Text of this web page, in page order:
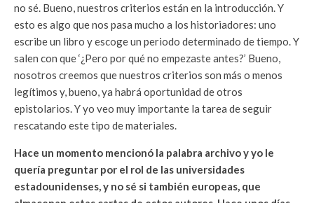
no sé. Bueno, nuestros criterios están en la introducción. Y
esto es algo que nos pasa mucho a los historiadores: uno
escribe un libro y escoge un periodo determinado de tiempo. Y
salen con que ‘¿Pero por qué no empezaste antes?’ Bueno,
nosotros creemos que nuestros criterios son más o menos
legítimos y, bueno, ya habrá oportunidad de otros
epistolarios. Y yo veo muy importante la tarea de seguir
rescatando este tipo de materiales.
Hace un momento mencionó la palabra archivo y yo le
quería preguntar por el rol de las universidades
estadounidenses, y no sé si también europeas, que